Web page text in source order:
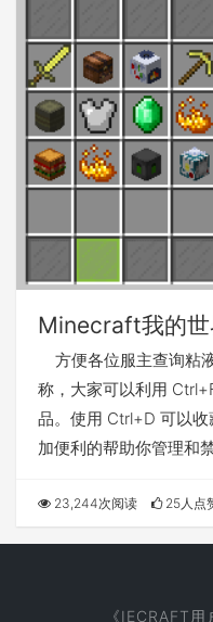
Minecraft我的世
品中英文名对照
方便各位服主查询粘
称，大家可以利用
品。使用 Ctrl+D 可以
加便利的帮助你管理
23,244次阅读 25人点
《IECRAFT